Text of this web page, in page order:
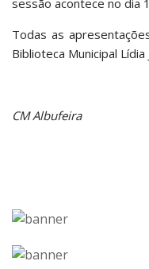
sessão acontece no dia
Todas as
Biblioteca Municipal Lídia
CM Albufeira